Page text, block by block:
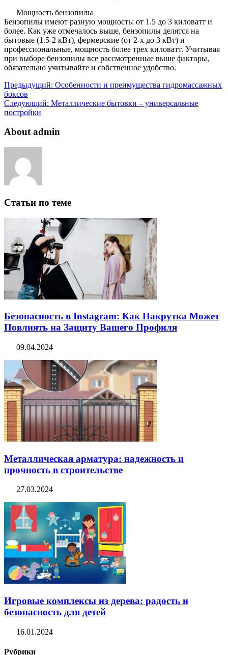
Мощность бензопилы
Бензопилы имеют разную мощность: от 1.5 до 3 киловатт и
более. Как уже отмечалось выше, бензопилы делятся на
бытовые (1.5-2 кВт), фермерские (от 2-х до 3 кВт) и
профессиональные, мощность более трех киловатт. Учитывая
при выборе бензопилы все рассмотренные выше факторы,
обязательно учитывайте и собственное удобство.
Предыдущий: Особенности и преимущества гидромассажных
боксов
Следующий: Металлические бытовки – универсальные
постройки
About admin
Статьи по теме
Безопасность в Instagram: Как Накрутка Может
Повлиять на Защиту Вашего Профиля
09.04.2024
Металлическая арматура: надежность и
прочность в строительстве
27.03.2024
Игровые комплексы из дерева: радость и
безопасность для детей
16.01.2024
Рубрики